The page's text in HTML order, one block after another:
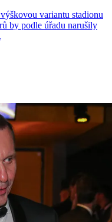
variantu stadionu
by podle úřadu narušily